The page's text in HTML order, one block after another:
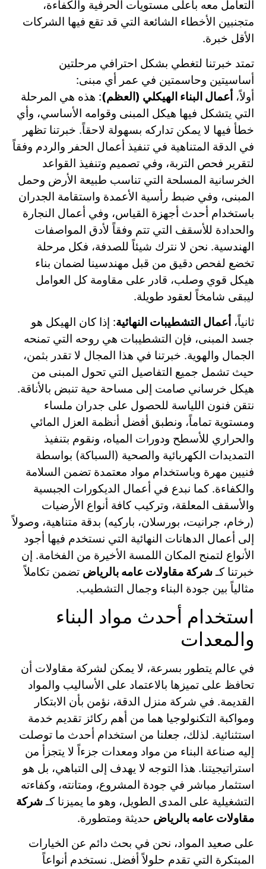
التعامل معه بأعلى مستويات الحرفية والكفاءة،
متجنبين الأخطاء الشائعة التي قد تقع فيها الشركات
الأقل خبرة.
تمتد خبرتنا لتغطي بشكل احترافي مرحلتين
أساسيتين وحاسمتين في عمر أي مبنى:
أولاً، أعمال البناء الهيكلي (العظم): هذه هي المرحلة
التي يتشكل فيها هيكل المبنى وقوامه الأساسي، وأي
خطأ فيها لا يمكن تداركه بسهولة لاحقاً. خبرتنا تظهر
في الدقة المتناهية في تنفيذ أعمال الحفر والردم وفقاً
لتقرير فحص التربة، وفي تصميم وتنفيذ القواعد
الخرسانية المسلحة التي تناسب طبيعة الأرض وحمل
المبنى، وفي ضبط رأسية الأعمدة واستقامة الجدران
باستخدام أحدث أجهزة القياس، وفي أعمال النجارة
والحدادة للأسقف التي تتم وفقاً لأدق المواصفات
الهندسية. نحن لا نترك شيئاً للصدفة، فكل مرحلة
تخضع لفحص دقيق من قبل مهندسينا لضمان بناء
هيكل قوي وصلب، قادر على مقاومة كل العوامل
ليبقى شامخاً لعقود طويلة.
ثانياً، أعمال التشطيبات النهائية: إذا كان الهيكل هو
جسد المبنى، فإن التشطيبات هي روحه التي تمنحه
الجمال والهوية. خبرتنا في هذا المجال لا تقدر بثمن،
حيث تشمل جميع التفاصيل التي تحول المبنى من
هيكل خرساني صامت إلى مساحة حية تنبض بالأناقة.
نتقن فنون اللياسة للحصول على جدران ملساء
ومستوية تماماً، ونطبق أفضل أنظمة العزل المائي
والحراري للأسطح ودورات المياه، ونقوم بتنفيذ
التمديدات الكهربائية والصحية (السباكة) بواسطة
فنيين مهرة وباستخدام مواد معتمدة تضمن السلامة
والكفاءة. كما نبدع في أعمال الديكورات الجبسية
والأسقف المعلقة، وتركيب كافة أنواع الأرضيات
(رخام، جرانيت، بورسلان، باركيه) بدقة متناهية، وصولاً
إلى أعمال الدهانات النهائية التي نستخدم فيها أجود
الأنواع لتمنح المكان اللمسة الأخيرة من الفخامة. إن
خبرتنا كـشركة مقاولات عامه بالرياض تضمن تكاملاً
مثالياً بين جودة البناء وجمال التشطيب.
استخدام أحدث مواد البناء
والمعدات
في عالم يتطور بسرعة، لا يمكن لشركة مقاولات أن
تحافظ على تميزها بالاعتماد على الأساليب والمواد
القديمة. في شركة منزل الدقة، نؤمن بأن الابتكار
ومواكبة التكنولوجيا هما من أهم ركائز تقديم خدمة
استثنائية. لذلك، جعلنا من استخدام أحدث ما توصلت
إليه صناعة البناء من مواد ومعدات جزءاً لا يتجزأ من
استراتيجيتنا. هذا التوجه لا يهدف إلى التباهي، بل هو
استثمار مباشر في جودة المشروع، ومتانته، وكفاءته
التشغيلية على المدى الطويل، وهو ما يميزنا كـشركة
مقاولات عامه بالرياض حديثة ومتطورة.
على صعيد المواد، نحن في بحث دائم عن الخيارات
المبتكرة التي تقدم حلولاً أفضل. نستخدم أنواعاً